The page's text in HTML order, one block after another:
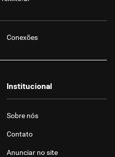
Conexões
Institucional
Sobre nós
Contato
Anunciar no site